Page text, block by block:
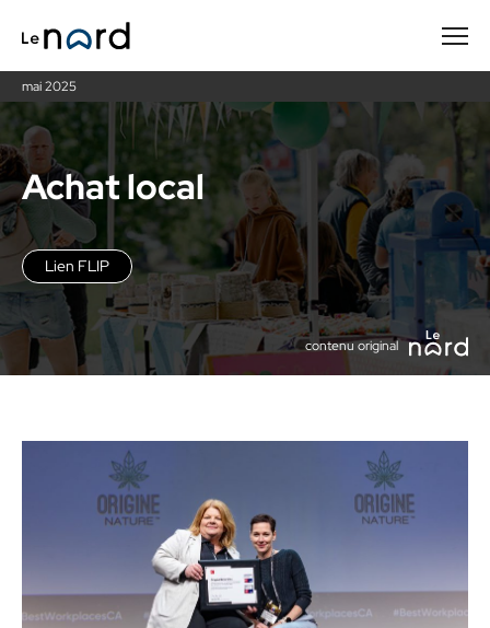
principal
mai 2025
Achat local
Lien FLIP
contenu original